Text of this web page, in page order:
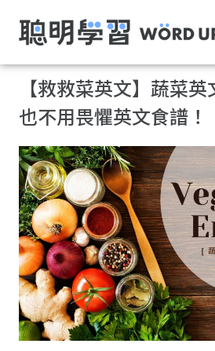
【救救菜英文】蔬菜
也不用畏懼英文食譜！